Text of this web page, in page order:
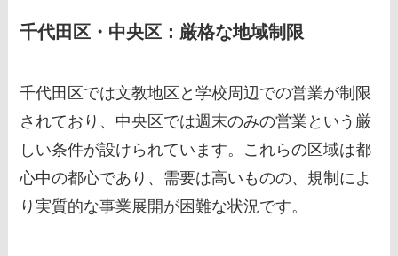
千代田区・中央区：厳格な地域制限
千代田区では文教地区と学校周辺での営業が制限
されており、中央区では週末のみの営業という厳
しい条件が設けられています。これらの区域は都
心中の都心であり、需要は高いものの、規制によ
り実質的な事業展開が困難な状況です。